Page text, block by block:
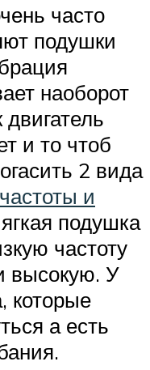
часто
подушки
наоборот
и то чтоб
2 вида
и
подушка
частоту
высокую. У
которые
а есть